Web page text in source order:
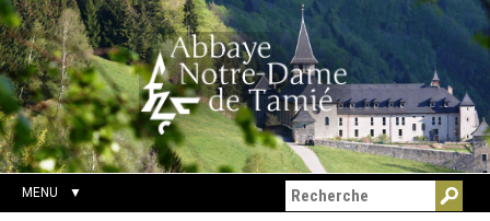
Aller
au
contenu.
|
Aller
à
la
navigation
Outils
personnels
Chercher par
Recherche
avancée…
MENU